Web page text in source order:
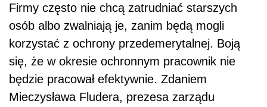
Firmy często nie chcą zatrudniać starszych
osób albo zwalniają je, zanim będą mogli
korzystać z ochrony przedemerytalnej. Boją
się, że w okresie ochronnym pracownik nie
będzie pracował efektywnie. Zdaniem
Mieczysława Fludera, prezesa zarządu